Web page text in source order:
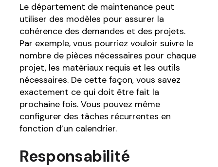
Le département de maintenance peut
utiliser des modèles pour assurer la
cohérence des demandes et des projets.
Par exemple, vous pourriez vouloir suivre le
nombre de pièces nécessaires pour chaque
projet, les matériaux requis et les outils
nécessaires. De cette façon, vous savez
exactement ce qui doit être fait la
prochaine fois. Vous pouvez même
configurer des tâches récurrentes en
fonction d’un calendrier.
Responsabilité